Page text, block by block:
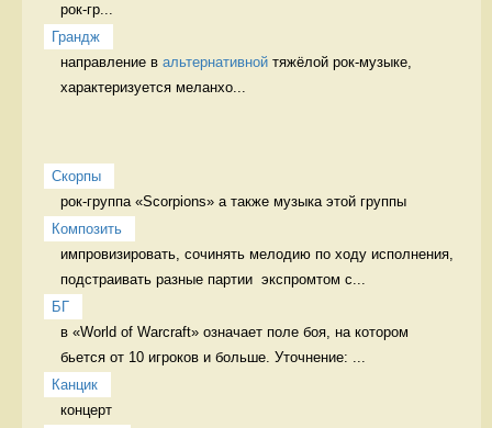
рок-гр...
Грандж
направление в альтернативной тяжёлой рок-музыке,
характеризуется меланхо...
Скорпы
рок-группа «Scorpions» а также музыка этой группы
Композить
импровизировать, сочинять мелодию по ходу исполнения,
подстраивать разные партии  экспромтом с...
БГ
в «World of Warcraft» означает поле боя, на котором
бьется от 10 игроков и больше. Уточнение: ...
Канцик
концерт